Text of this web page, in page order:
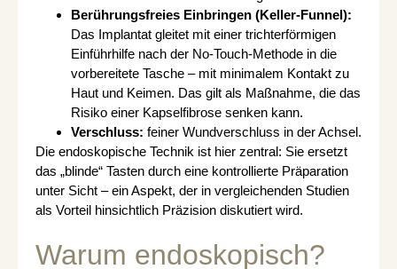
Berührungsfreies Einbringen (Keller-Funnel):
Das Implantat gleitet mit einer trichterförmigen
Einführhilfe nach der No-Touch-Methode in die
vorbereitete Tasche – mit minimalem Kontakt zu
Haut und Keimen. Das gilt als Maßnahme, die das
Risiko einer Kapselfibrose senken kann.
Verschluss: feiner Wundverschluss in der Achsel.
Die endoskopische Technik ist hier zentral: Sie ersetzt
das „blinde“ Tasten durch eine kontrollierte Präparation
unter Sicht – ein Aspekt, der in vergleichenden Studien
als Vorteil hinsichtlich Präzision diskutiert wird.
Warum endoskopisch?